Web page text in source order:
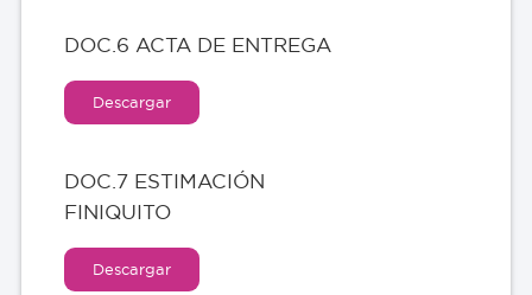
DOC.6 ACTA DE ENTREGA
Descargar
DOC.7 ESTIMACIÓN
FINIQUITO
Descargar